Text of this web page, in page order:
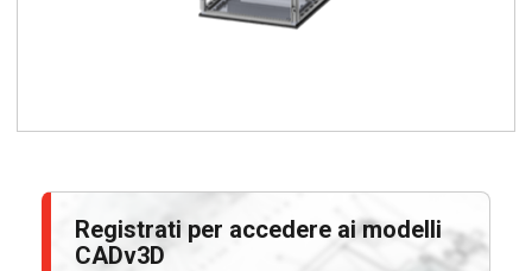
Registrati per accedere ai modelli
CADv3D